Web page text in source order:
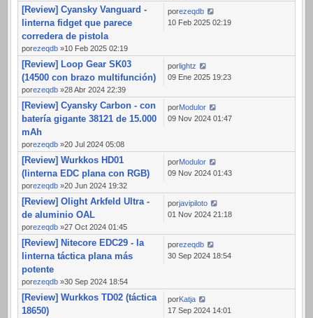
[Review] Cyansky Vanguard -
linterna fidget que parece
corredera de pistola
porezeqdb »10 Feb 2025 02:19
porezeqdb
10 Feb 2025 02:19
[Review] Loop Gear SK03
(14500 con brazo multifunción)
porezeqdb »28 Abr 2024 22:39
porlightz
09 Ene 2025 19:23
[Review] Cyansky Carbon - con
batería gigante 38121 de 15.000
mAh
porezeqdb »20 Jul 2024 05:08
porModulor
09 Nov 2024 01:47
[Review] Wurkkos HD01
(linterna EDC plana con RGB)
porezeqdb »20 Jun 2024 19:32
porModulor
09 Nov 2024 01:43
[Review] Olight Arkfeld Ultra -
de aluminio OAL
porezeqdb »27 Oct 2024 01:45
porjavipiloto
01 Nov 2024 21:18
[Review] Nitecore EDC29 - la
linterna táctica plana más
potente
porezeqdb »30 Sep 2024 18:54
porezeqdb
30 Sep 2024 18:54
[Review] Wurkkos TD02 (táctica
18650)
porKatja
17 Sep 2024 14:01